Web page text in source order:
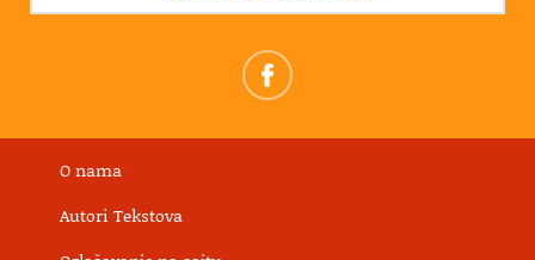
O nama
Autori Tekstova